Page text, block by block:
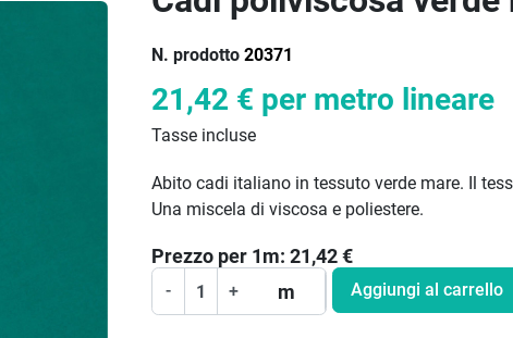
N. prodotto 20371
21,42 € per metro lineare
Tasse incluse
Abito cadi italiano in tessuto verde mare. Il
Una miscela di viscosa e poliestere.
Prezzo per 1m: 21,42€
- + m Aggiungi al carrello